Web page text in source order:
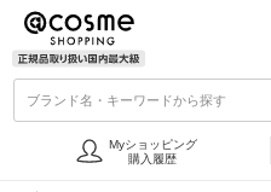
ブランド名・キーワードから探す
Myショッピング
購入履歴